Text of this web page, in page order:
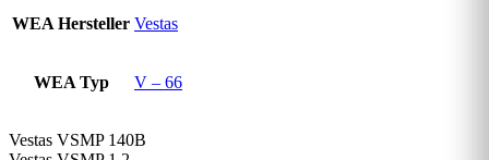
WEA Hersteller Vestas
WEA Typ V – 66
Vestas VSMP 140B